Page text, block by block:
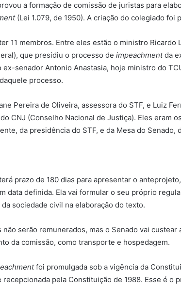
a formação de comissão de juristas para
(Lei 1.079, de 1950). A criação do colegiado foi
11 membros. Entre eles estão o ministro Ricardo
que presidiu o processo de impeachmentda
ex-senador Antonio Anastasia, hoje ministro do
processo.
Pereira de Oliveira, assessora do STF, e Luiz
CNJ (Conselho Nacional de Justiça). Eles eram
da presidência do STF, e da Mesa do Senado,
prazo de 180 dias para apresentar o
data definida. Ela vai formular o seu próprio
sociedade civil na elaboração do texto.
não serão remunerados, mas o Senado vai custear
da comissão, como transporte e hospedagem.
foi promulgada sob a vigência da
recepcionada pela Constituição de 1988. Esse é o